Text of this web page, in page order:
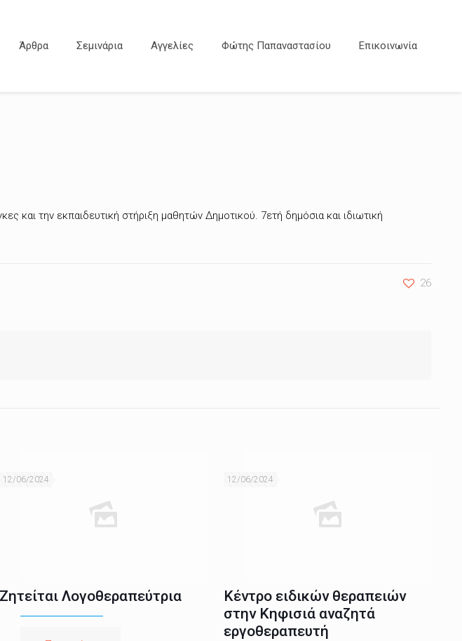
Άρθρα Σεμινάρια Αγγελίες Φώτης Παπαναστασίου Επικοινωνία
και την εκπαιδευτική στήριξη μαθητών Δημοτικού. 7ετή δημόσια και ιδιωτική
26
12/06/2024
Ζητείται Λογοθεραπεύτρια
12/06/2024
Κέντρο ειδικών θεραπειών
στην Κηφισιά αναζητά
εργοθεραπευτή